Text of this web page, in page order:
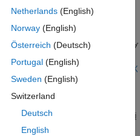
ーケンスの作成
ーフェイスを使用してテスト ハ
成する方法を示します。Test
ト ハーネスを作成します。このブ
コントロール システムの 2 つの機
ステップを作成します。スクリプトを開く
満でなければなりません。この制
プを監視する場合の列挙名にも適
Netherlands(English)
Norway(English)
Österreich (Deutsch)
Portugal(English)
Sweden (English)
Switzerland
Deutsch
English